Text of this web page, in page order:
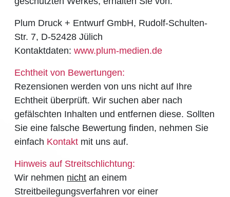
Plum Druck + Entwurf GmbH, Rudolf-Schulten-
Str. 7, D-52428 Jülich
Kontaktdaten: www.plum-medien.de
Echtheit von Bewertungen:
Rezensionen werden von uns nicht auf Ihre
Echtheit überprüft. Wir suchen aber nach
gefälschten Inhalten und entfernen diese. Sollten
Sie eine falsche Bewertung finden, nehmen Sie
einfach Kontakt mit uns auf.
Hinweis auf Streitschlichtung:
Wir nehmen nicht an einem
Streitbeilegungsverfahren vor einer